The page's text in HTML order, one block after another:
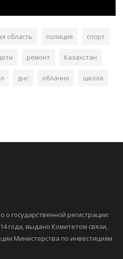
область полиция спорт
ремонт Казахстан
дчс облачно школа
о государственной регистрации:
года, выдано Комитетом связи,
Министерства по инвестициям